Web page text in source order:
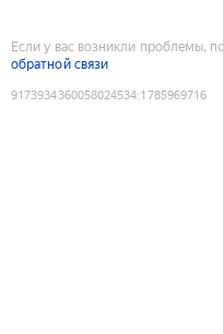
Если у вас возникли проблемы,
обратной связи
9173934360058024534:1785969716